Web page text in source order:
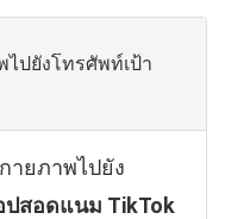
ไปยังโทรศัพท์เป้า
ายภาพไปยัง
ปสอดแนม TikTok